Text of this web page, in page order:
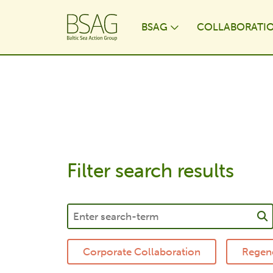
BSAG
Filter search results
Corporate Collaboration